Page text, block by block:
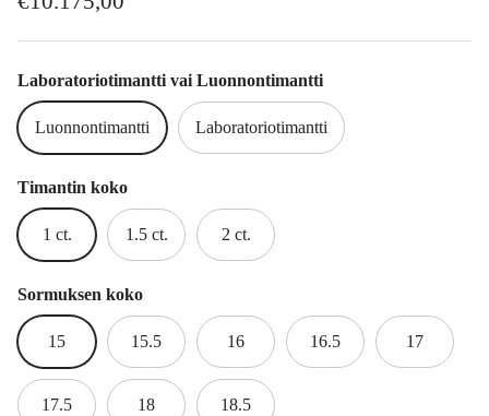
Laboratoriotimantti vai Luonnontimantti
Luonnontimantti Laboratoriotimantti
Timantin koko
1 ct. 1.5 ct. 2 ct.
Sormuksen koko
15 15.5 16 16.5 17
17.5 18 18.5